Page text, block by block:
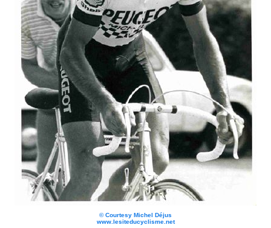
©Courtesy Michel Déjus
www.lesiteducyclisme.net